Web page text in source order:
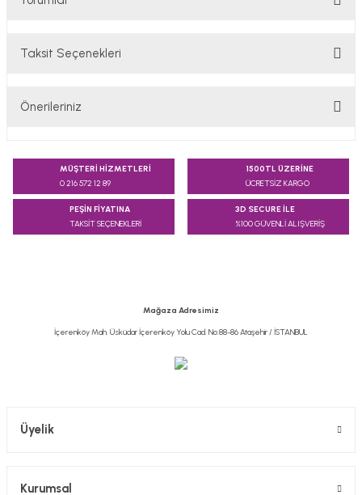
Taksit Seçenekleri
Önerileriniz
konularda yetersiz gördüğünüz noktaları öneri formunu
kullanarak tarafımıza iletebilirsiniz.
Ürün resmi kalitesiz, bozuk veya görüntülenemiyor.
MÜŞTERİ HİZMETLERİ
0 216 572 12 89
1500TL ÜZERİNE
ÜCRETSİZ KARGO
PEŞİN FİYATINA
TAKSİT SEÇENEKLERİ
3D SECURE İLE
%100 GÜVENLİ ALIŞVERİŞ
Mağaza Adresimiz
İçerenköy Mah. Üsküdar İçerenköy Yolu Cad. No:88-86 Ataşehir / İSTANBUL
Üyelik
Kurumsal